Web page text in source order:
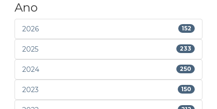
Ano
2026 152
2025 233
2024 250
2023 150